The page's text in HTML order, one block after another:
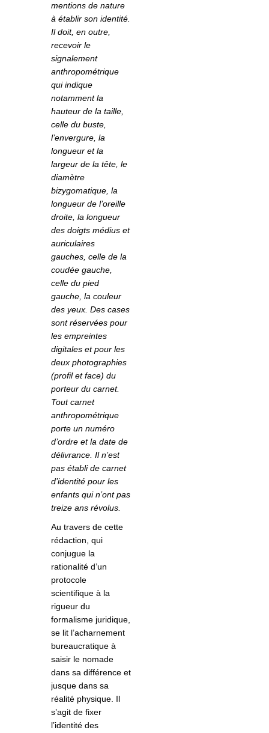
mentions de nature
à établir son identité.
Il doit, en outre,
recevoir le
signalement
anthropométrique
qui indique
notamment la
hauteur de la taille,
celle du buste,
l’envergure, la
longueur et la
largeur de la tête, le
diamètre
bizygomatique, la
longueur de l’oreille
droite, la longueur
des doigts médius et
auriculaires
gauches, celle de la
coudée gauche,
celle du pied
gauche, la couleur
des yeux. Des cases
sont réservées pour
les empreintes
digitales et pour les
deux photographies
(profil et face) du
porteur du carnet.
Tout carnet
anthropométrique
porte un numéro
d’ordre et la date de
délivrance. Il n’est
pas établi de carnet
d’identité pour les
enfants qui n’ont pas
treize ans révolus.
Au travers de cette
rédaction, qui
conjugue la
rationalité d’un
protocole
scientifique à la
rigueur du
formalisme juridique,
se lit l’acharnement
bureaucratique à
saisir le nomade
dans sa différence et
jusque dans sa
réalité physique. Il
s’agit de fixer
l’identité des